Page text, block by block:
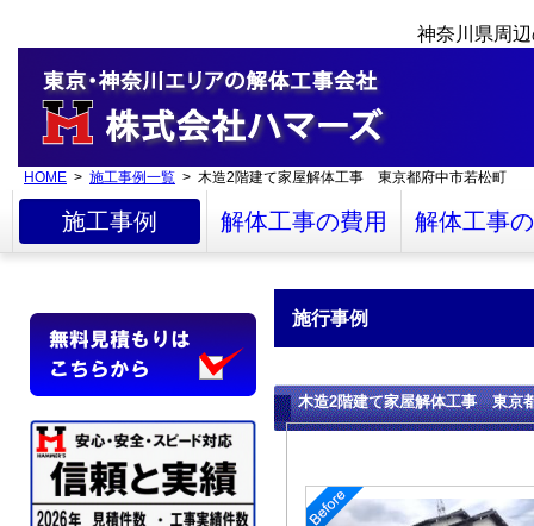
神奈川県周
HOME > 施工事例一覧 > 木造2階建て家屋解体工事 東京都府中市若松町
施工事例 解体工事の費用 解体工事
施行事例
木造2階建て家屋解体工事 東京